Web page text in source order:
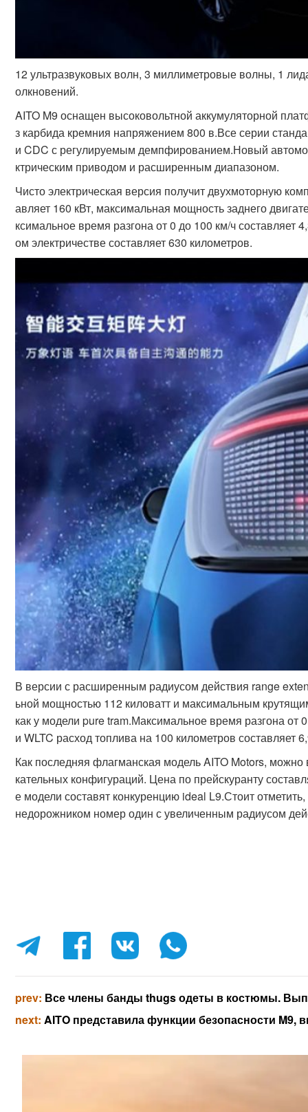
12 ультразвуковых волн, 3 миллиметровые волны, 1
олкновений.
AITO M9 оснащен высоковольтной аккумуляторной
з карбида кремния напряжением 800 в.Все серии
и CDC с регулируемым демпфированием.Новый
ктрическим приводом и расширенным диапазоном.
Чисто электрическая версия получит двухмоторную
авляет 160 кВт, максимальная мощность заднего
ксимальное время разгона от 0 до 100 км/ч составляет
ом электричестве составляет 630 километров.
В версии с расширенным радиусом действия range
ьной мощностью 112 киловатт и максимальным
как у модели pure tram.Максимальное время разгона от
и WLTC расход топлива на 100 километров составляет
Как последняя флагманская модель AITO Motors,
кательных конфигураций. Цена по прейскуранту
е модели составят конкуренцию ideal L9.Стоит
недорожником номер один с увеличенным радиусом
prev: Все члены банды thugs одеты в костюмы.
next:AITO представила функции безопасности M9,